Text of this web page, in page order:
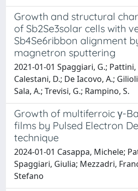
Growth and structural
of Sb2Se3solar cells with
Sb4Se6ribbon alignment
magnetron sputtering
2021-01-01 Spaggiari, G.; Pattini,
Calestani, D.; De Iacovo, A.;
Sala, A.; Trevisi, G.; Rampino, S.
Growth of multiferroic γ-
films by Pulsed Electron
technique
2024-01-01 Casappa, Michele;
Spaggiari, Giulia; Mezzadri,
Stefano